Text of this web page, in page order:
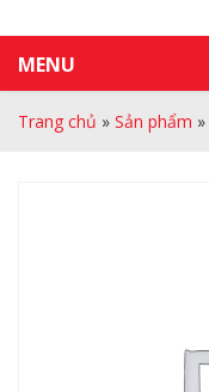
MENU
Trang chủ » Sản phẩm »